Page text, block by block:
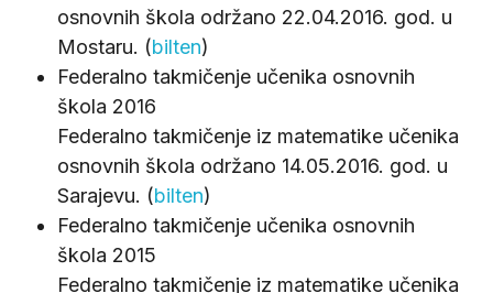
osnovnih škola održano 22.04.2016. god. u
Mostaru. (bilten)
Federalno takmičenje učenika osnovnih
škola 2016
Federalno takmičenje iz matematike učenika
osnovnih škola održano 14.05.2016. god. u
Sarajevu. (bilten)
Federalno takmičenje učenika osnovnih
škola 2015
Federalno takmičenje iz matematike učenika